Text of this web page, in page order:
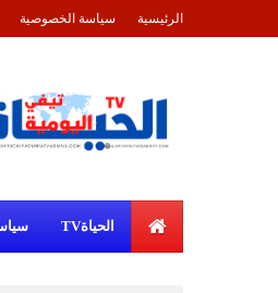
الرئيسية سياسة الخصوصية
الحياةTV